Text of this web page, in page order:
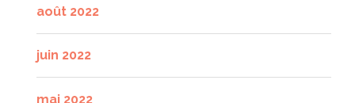
août 2022
juin 2022
mai 2022